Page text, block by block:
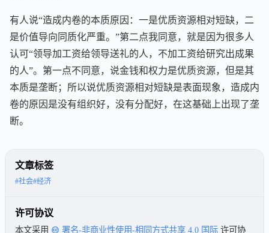
有人说“造成内卷的本质原因：一是优质资源相对短缺，二
是价值导向同质化严重。”第二点我同意，就是因为很多人
认可“领导加工资给领导送礼的人，不加工资给研究出成果
的人”。第一点不同意，说金钱和权力是优质资源，但是其
本质是垄断；所以说优质资源相对短缺是表面现象，造成内
卷的原因是没有组织好，没有分配好，在这基础上出现了垄
断。
文章标签
#社会#经济
许可协议
本文采用 署名-非商业性使用-相同方式共享 4.0 国际 许可协